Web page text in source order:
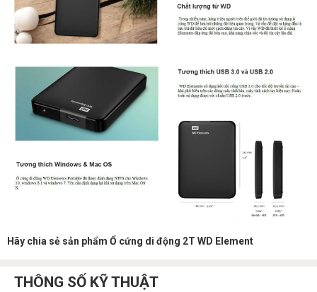
Hãy chia sẻ sản phẩm Ổ cứng di động 2T WD Element
THÔNG SỐ KỸ THUẬT